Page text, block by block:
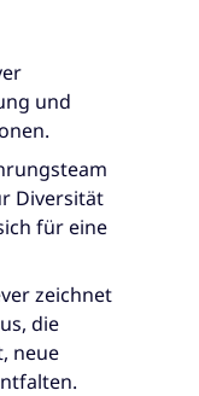
und
Diversität
für eine
zeichnet
die
neue